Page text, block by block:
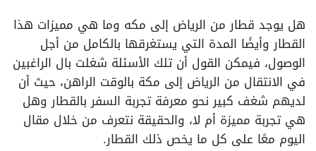
هل يوجد قطار من الرياض إلى مكه وما هي مميزات هذا
القطار وأيضًا المدة التي يستغرقها بالكامل من أجل
الوصول، فيمكن القول أن تلك الأسئلة شغلت بال الراغبين
في الانتقال من الرياض إلى مكة بالوقت الراهن، حيث أن
لديهم شغف كبير نحو معرفة تجربة السفر بالقطار وهل
هي تجربة مميزة أم لا، والحقيقة نتعرف من خلال مقال
اليوم معًا على كل ما يخص ذلك القطار.